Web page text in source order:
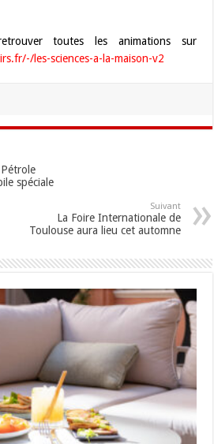
toutes les animations sur
les-sciences-a-la-maison-v2
spéciale
Suivant
La Foire Internationale de
Toulouse aura lieu cet automne